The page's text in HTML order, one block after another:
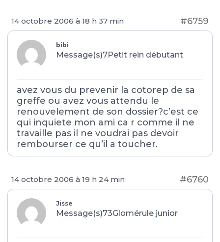
14 octobre 2006 à 18 h 37 min #6759
bibi
Message(s)7Petit rein débutant
avez vous du prevenir la cotorep de sa
greffe ou avez vous attendu le
renouvelement de son dossier?c’est ce
qui inquiete mon ami ca r comme il ne
travaille pas il ne voudrai pas devoir
rembourser ce qu’il a toucher.
14 octobre 2006 à 19 h 24 min #6760
Jisse
Message(s)73Glomérule junior